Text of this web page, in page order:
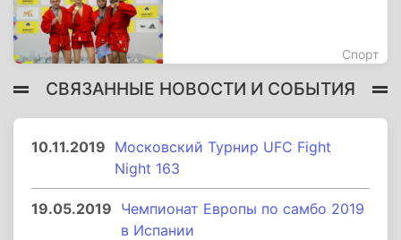
Спорт
СВЯЗАННЫЕ НОВОСТИ И СОБЫТИЯ
10.11.2019 Московский Турнир UFC Fight
Night 163
19.05.2019 Чемпионат Европы по самбо 2019
в Испании